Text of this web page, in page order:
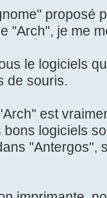
proposé
"Arch", je me
le logiciels
de souris.
est
logiciels
"Antergos",